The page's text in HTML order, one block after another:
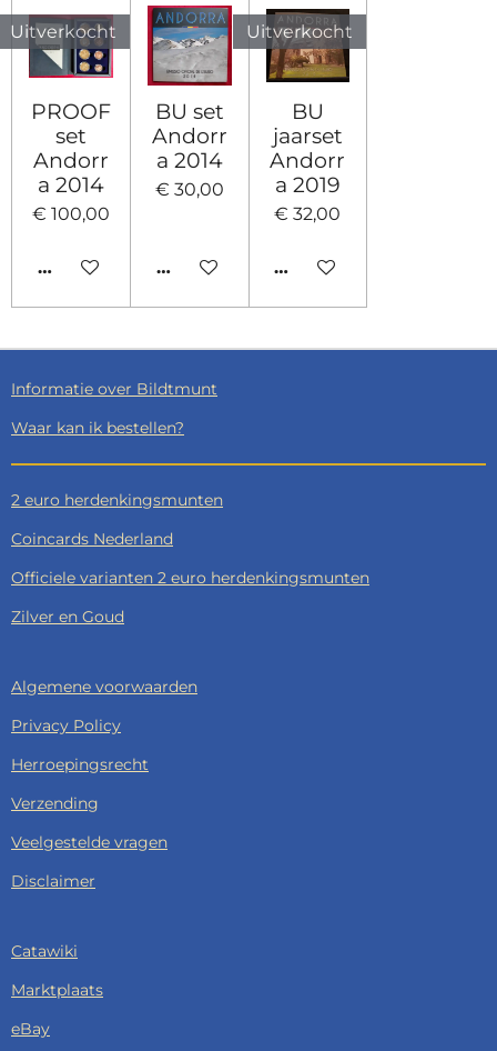
Uitverkocht
PROOF
set
Andorr
a 2014
€ 100,00
HOUD MIJ OP DE HOOGTE
BU set
Andorr
a 2014
€ 30,00
IN WINKELWAGEN
Uitverkocht
BU
jaarset
Andorr
a 2019
€ 32,00
HOUD MIJ OP DE
Informatie over Bildtmunt
Waar kan ik bestellen?
2 euro herdenkingsmunten
Coincards Nederland
Officiele varianten 2 euro herdenkingsmunten
Zilver en Goud
Algemene voorwaarden
Privacy Policy
Herroepingsrecht
Verzending
Veelgestelde vragen
Disclaimer
Catawiki
Marktplaats
eBay